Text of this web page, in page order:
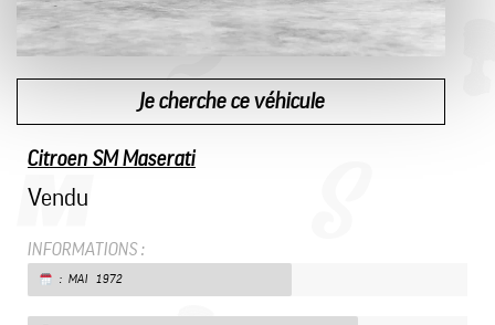
Je cherche ce véhicule
Citroen SM Maserati
Vendu
INFORMATIONS :
: MAI 1972